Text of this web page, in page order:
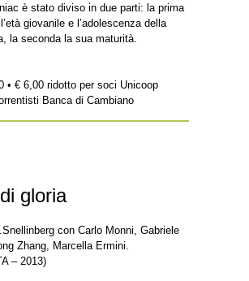
è stato diviso in due parti: la prima
giovanile e l’adolescenza della
la seconda la sua maturità.
• € 6,00 ridotto per soci Unicoop
Banca di Cambiano
gloria
con Carlo Monni, Gabriele
Zhang, Marcella Ermini.
– 2013)